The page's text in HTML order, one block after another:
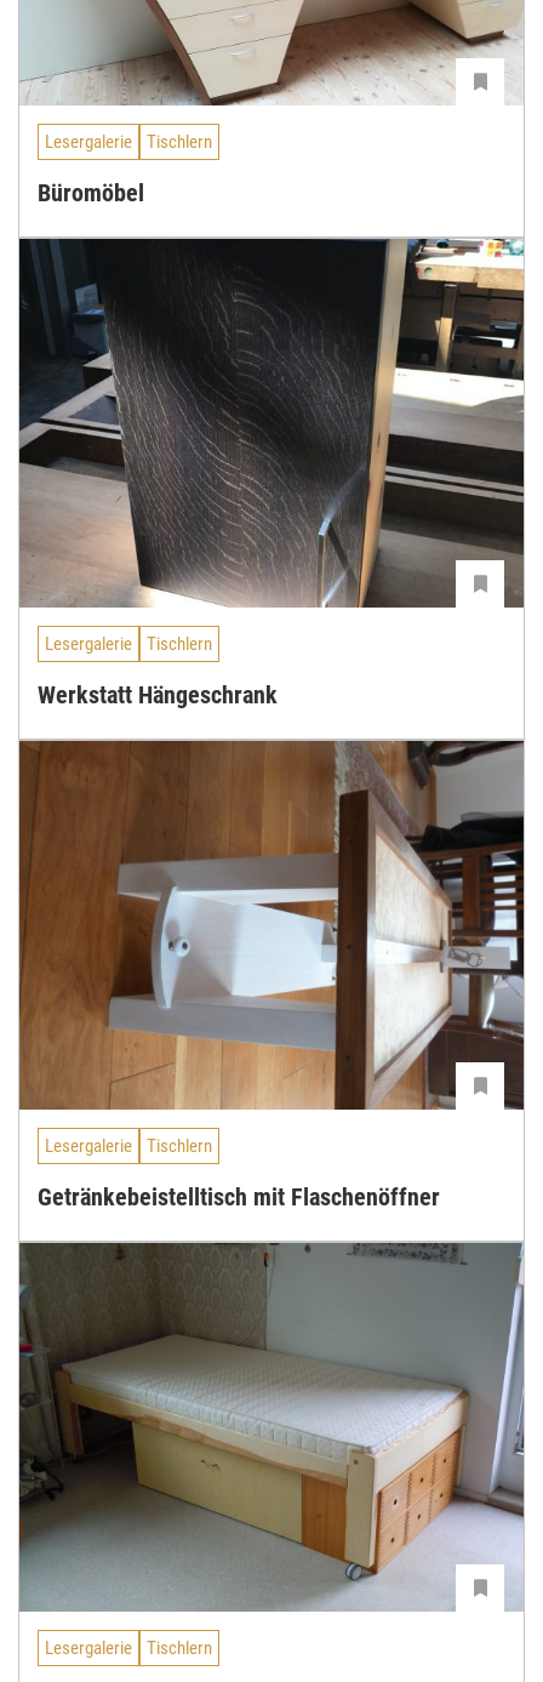
Lesergalerie Tischlern
Büromöbel
Lesergalerie Tischlern
Werkstatt Hängeschrank
Lesergalerie Tischlern
Getränkebeistelltisch mit Flaschenöffner
Lesergalerie Tischlern